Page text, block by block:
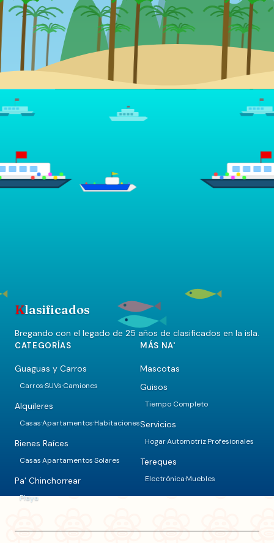
Klasificados
Bregando con el legado de 25 años de clasificados en la isla.
CATEGORÍAS
Guaguas y Carros
Carros·SUVs·Camiones
Alquileres
Casas·Apartamentos·Habitaciones
Bienes Raíces
Casas·Apartamentos·Solares
Pa' Chinchorrear
Playa
MÁS NA'
Mascotas
Guisos
Tiempo Completo
Servicios
Hogar·Automotriz·Profesionales
Tereques
Electrónica·Muebles